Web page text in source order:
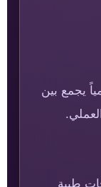
يجمع بين
طبية